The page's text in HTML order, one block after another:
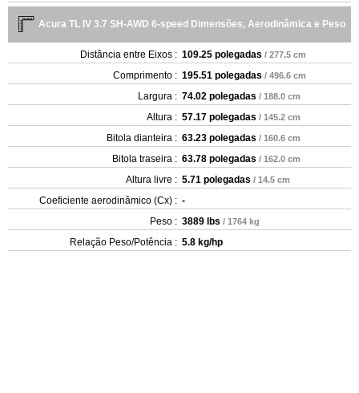
Acura TL IV 3.7 SH-AWD 6-speed Dimensões, Aerodinâmica e Peso
Distância entre Eixos : 109.25 polegadas / 277.5 cm
Comprimento : 195.51 polegadas / 496.6 cm
Largura : 74.02 polegadas / 188.0 cm
Altura : 57.17 polegadas / 145.2 cm
Bitola dianteira : 63.23 polegadas / 160.6 cm
Bitola traseira : 63.78 polegadas / 162.0 cm
Altura livre : 5.71 polegadas / 14.5 cm
Coeficiente aerodinâmico (Cx) : -
Peso : 3889 lbs / 1764 kg
Relação Peso/Potência : 5.8 kg/hp